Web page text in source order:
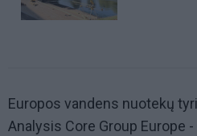
Europos vandens nuotekų
Analysis Core Group Europe -